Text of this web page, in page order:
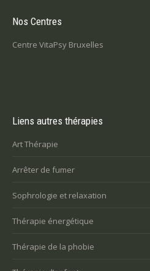
Nos Centres
Centre VitaPsy Bruxelles
Liens autres thérapies
Art Thérapie
Arrêter de fumer
Sophrologie et relaxation
Thérapie énergétique
Thérapie de la phobie